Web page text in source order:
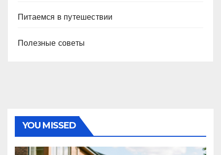
Питаемся в путешествии
Полезные советы
YOU MISSED